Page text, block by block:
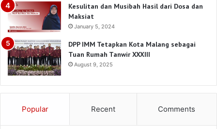
Kesulitan dan Musibah Hasil dari Dosa dan
Maksiat
January 5, 2024
DPP IMM Tetapkan Kota Malang sebagai
Tuan Rumah Tanwir XXXIII
August 9, 2025
Popular Recent Comments